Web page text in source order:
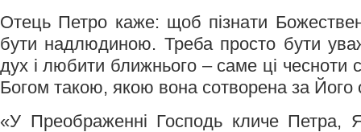
Отець Петро каже: щоб пізнати
бути надлюдиною. Треба просто бути
дух і любити ближнього – саме ці чесноти
Богом такою, якою вона сотворена за Його
«У Преображенні Господь кличе Петра,